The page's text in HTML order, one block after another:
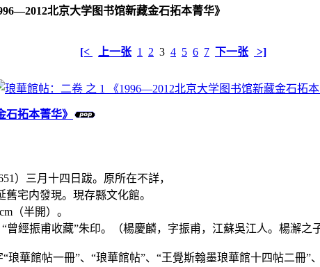
北京大学图书馆新藏金石拓本菁华》
[< 上一张 1 2 3 4 5 6 7 下一张 >]
拓本菁华》
）三月十四日跋。原所在不詳，
宅内發現。現存縣文化館。
（半開）。
經振甫收藏”朱印。（楊慶麟，字振甫，江蘇吳江人。楊澥之
華館帖一冊”、“琅華館帖”、“王覺斯翰墨琅華館十四帖二冊”